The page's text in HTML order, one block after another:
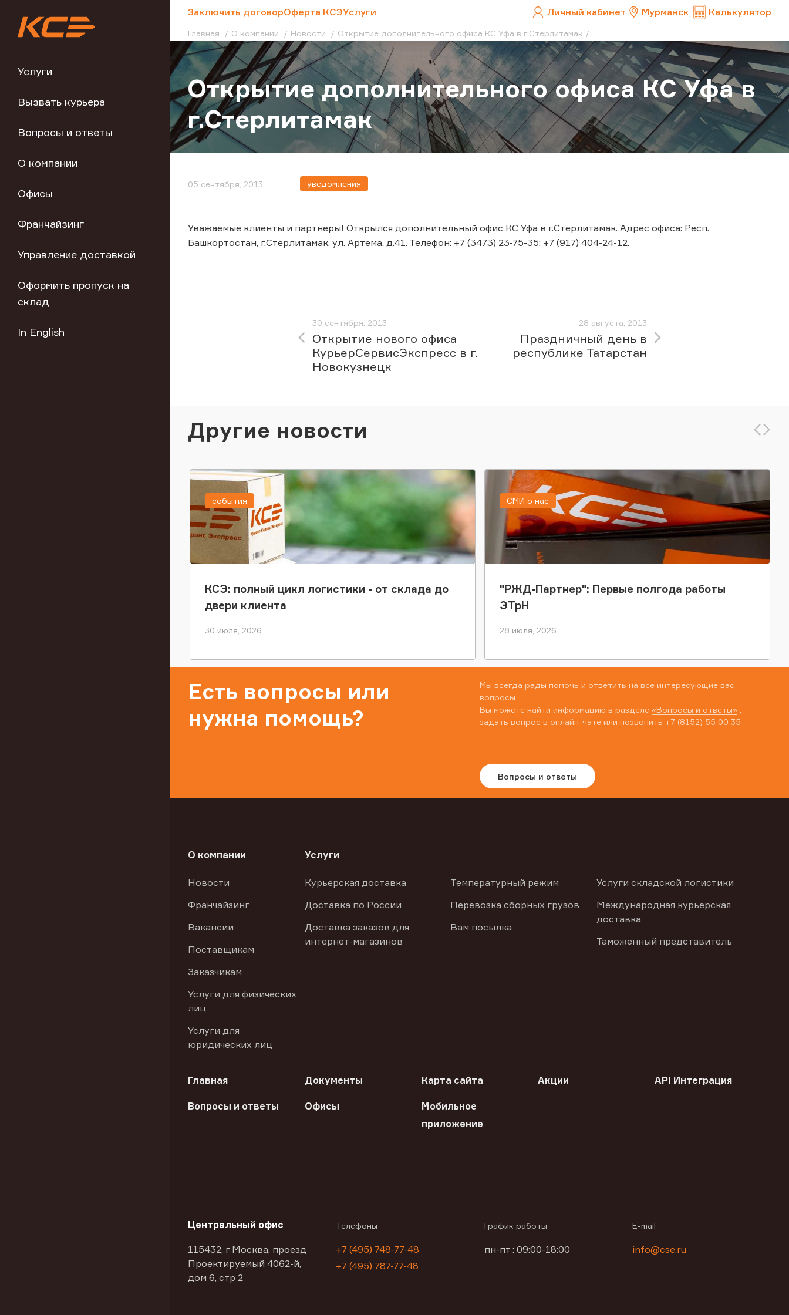
Услуги
Вызвать курьера
Вопросы и ответы
О компании
Офисы
Франчайзинг
Управление доставкой
Оформить пропуск на
склад
In English
Заключить договорОферта КСЭУслуги Личный кабинет Мурманск Калькулятор
Главная О компании Новости Открытие дополнительного офиса КС Уфа в г.Стерлитамак
Открытие дополнительного офиса КС Уфа в
г.Стерлитамак
05 сентября, 2013 уведомления
Уважаемые клиенты и партнеры! Открылся дополнительный офис КС Уфа в г.Стерлитамак. Адрес офиса: Респ.
Башкортостан, г.Стерлитамак, ул. Артема, д.41. Телефон: +7 (3473) 23-75-35; +7 (917) 404-24-12.
30 сентября, 2013
Открытие нового офиса
КурьерСервисЭкспресс в г.
Новокузнецк
28 августа, 2013
Праздничный день в
республике Татарстан
Другие новости
КСЭ: полный цикл логистики - от склада до
двери клиента
30 июля, 2026
события
"РЖД-Партнер": Первые полгода работы
ЭТрН
28 июля, 2026
СМИ о нас
Есть вопросы или
нужна помощь?
Мы всегда рады помочь и ответить на все интересующие вас
вопросы.
Вы можете найти информацию в разделе «Вопросы и ответы»
задать вопрос в онлайн-чате или позвонить +7 (8152) 55 00 35
Вопросы и ответы
О компании
Новости
Франчайзинг
Вакансии
Поставщикам
Заказчикам
Услуги для физических
лиц
Услуги для
юридических лиц
Услуги
Курьерская доставка
Доставка по России
Доставка заказов для
интернет-магазинов
Температурный режим
Перевозка сборных грузов
Вам посылка
Услуги складской логистики
Международная курьерская
доставка
Таможенный представитель
Главная Документы Карта сайта Акции API Интеграция
Вопросы и ответы Офисы
Мобильное
приложение
Центральный офис
115432, г Москва, проезд
Проектируемый 4062-й,
дом 6, стр 2
Телефоны
+7 (495) 748-77-48
+7 (495) 787-77-48
График работы
пн-пт : 09:00-18:00
E-mail
info@cse.ru